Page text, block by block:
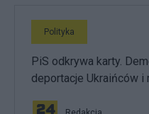
Polityka
PiS odkrywa karty.
deportacje Ukraińców i